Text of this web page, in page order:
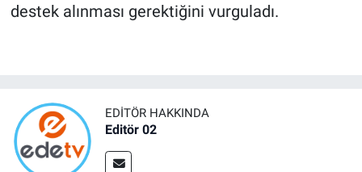
destek alınması gerektiğini vurguladı.
EDITÖR HAKKINDA
Editör 02